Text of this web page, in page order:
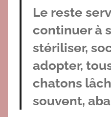
Le reste
continuer à
stériliser,
adopter,
chatons
souvent,